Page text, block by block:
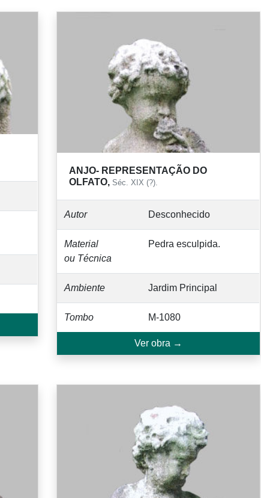
ANJO- REPRESENTAÇÃO DO
OLFATO, Séc. XIX (?).
Autor Desconhecido
Material
ou Técnica
Pedra esculpida.
Ambiente Jardim Principal
Tombo M-1080
Ver obra →